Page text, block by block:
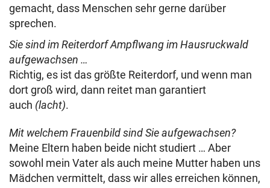
gemacht, dass Menschen sehr gerne darüber
sprechen.
Sie sind im Reiterdorf Ampflwang im Hausruckwald
aufgewachsen …
Richtig, es ist das größte Reiterdorf, und wenn man
dort groß wird, dann reitet man garantiert
auch (lacht).
Mit welchem Frauenbild sind Sie aufgewachsen?
Meine Eltern haben beide nicht studiert … Aber
sowohl mein Vater als auch meine Mutter haben uns
Mädchen vermittelt, dass wir alles erreichen können,